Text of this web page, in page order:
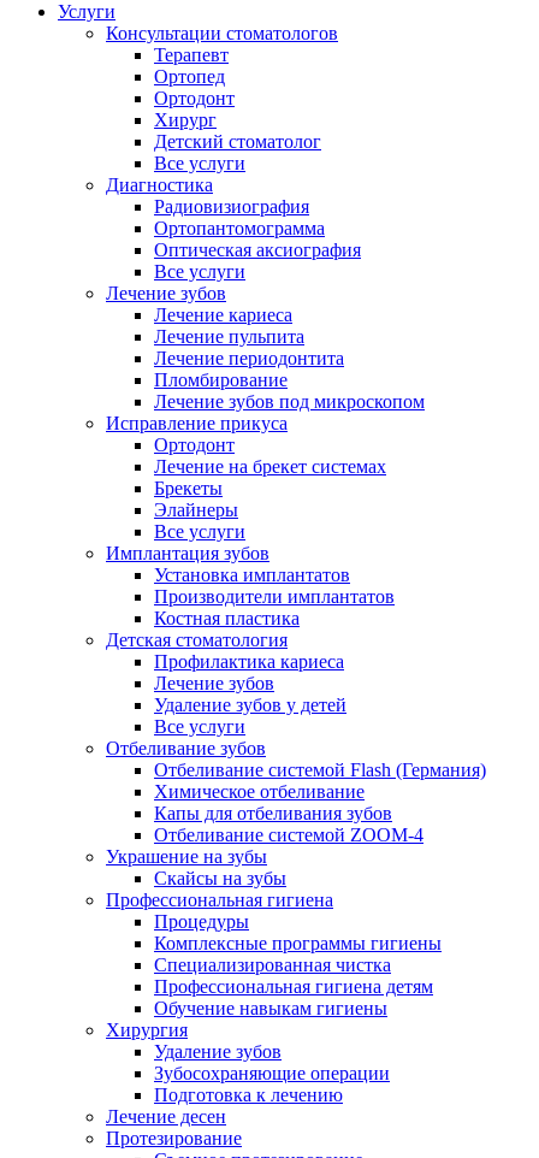
Услуги
Консультации стоматологов
Терапевт
Ортопед
Ортодонт
Хирург
Детский стоматолог
Все услуги
Диагностика
Радиовизиография
Ортопантомограмма
Оптическая аксиография
Все услуги
Лечение зубов
Лечение кариеса
Лечение пульпита
Лечение периодонтита
Пломбирование
Лечение зубов под микроскопом
Исправление прикуса
Ортодонт
Лечение на брекет системах
Брекеты
Элайнеры
Все услуги
Имплантация зубов
Установка имплантатов
Производители имплантатов
Костная пластика
Детская стоматология
Профилактика кариеса
Лечение зубов
Удаление зубов у детей
Все услуги
Отбеливание зубов
Отбеливание системой Flash (Германия)
Химическое отбеливание
Капы для отбеливания зубов
Отбеливание системой ZOOM-4
Украшение на зубы
Скайсы на зубы
Профессиональная гигиена
Процедуры
Комплексные программы гигиены
Специализированная чистка
Профессиональная гигиена детям
Обучение навыкам гигиены
Хирургия
Удаление зубов
Зубосохраняющие операции
Подготовка к лечению
Лечение десен
Протезирование